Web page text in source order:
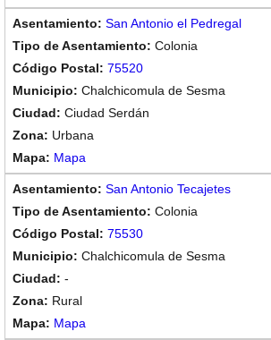
San Antonio el Pedregal
Colonia
75520
Chalchicomula de Sesma
Ciudad Serdán
Urbana
Mapa
San Antonio Tecajetes
Colonia
75530
Chalchicomula de Sesma
-
Rural
Mapa